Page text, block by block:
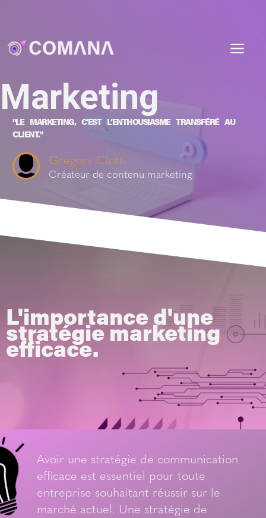
Marketing
"LE MARKETING, C’EST L’ENTHOUSIASME TRANSFÉRÉ AU
CLIENT."
Gregory Ciotti
Créateur de contenu marketing
L'importance d'une
stratégie marketing
efficace.
Avoir une stratégie de communication
efficace est essentiel pour toute
entreprise souhaitant réussir sur le
marché actuel. Une stratégie de